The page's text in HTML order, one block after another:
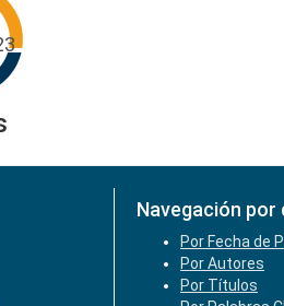
Navegación
Por Fecha de
Por Autores
Por Títulos